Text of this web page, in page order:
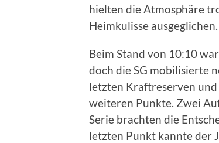
hielten die Atmosphäre
Heimkulisse ausgeglichen.
Beim Stand von 10:10
doch die SG mobilisierte
letzten Kraftreserven
weiteren Punkte. Zwei
Serie brachten die
letzten Punkt kannte der